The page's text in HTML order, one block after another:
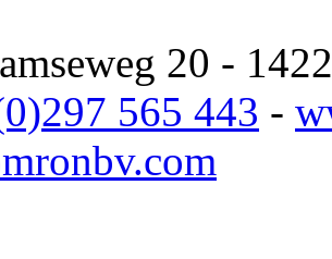
20 -
565 443 -